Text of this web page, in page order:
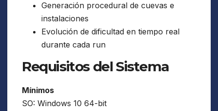
Generación procedural de cuevas e
instalaciones
Evolución de dificultad en tiempo real
durante cada run
Requisitos del Sistema
Mínimos
SO: Windows 10 64-bit